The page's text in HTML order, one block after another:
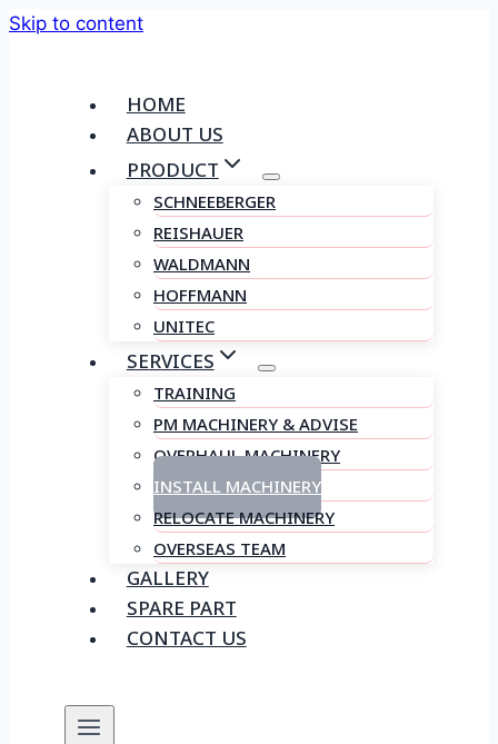
Skip to content
HOME
ABOUT US
PRODUCT
SCHNEEBERGER
REISHAUER
WALDMANN
HOFFMANN
UNITEC
SERVICES
TRAINING
PM MACHINERY & ADVISE
OVERHAUL MACHINERY
INSTALL MACHINERY
RELOCATE MACHINERY
OVERSEAS TEAM
GALLERY
SPARE PART
CONTACT US